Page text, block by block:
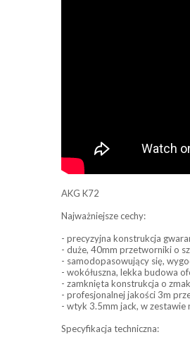
AKG K72
Najważniejsze cechy:
- precyzyjna konstrukcja
- duże, 40mm przetworniki o
- samodopasowujący się,
- wokółuszna, lekka budowa
- zamknięta konstrukcja o
- profesjonalnej jakości 3m
- wtyk 3.5mm jack, w zestawie
Specyfikacja techniczna: